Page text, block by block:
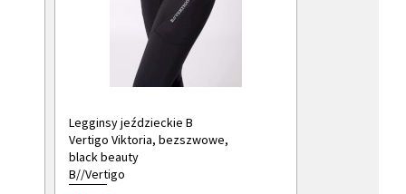
Legginsy jeździeckie B
Vertigo Viktoria, bezszwowe,
black beauty
B//Vertigo